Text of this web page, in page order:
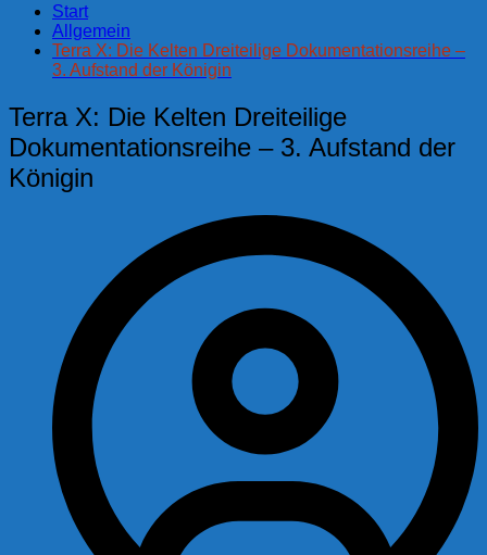
Start
Allgemein
Terra X: Die Kelten Dreiteilige Dokumentationsreihe –
3. Aufstand der Königin
Terra X: Die Kelten Dreiteilige
Dokumentationsreihe – 3. Aufstand der
Königin